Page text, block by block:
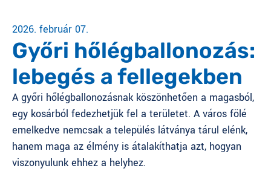
2026. február 07.
Győri hőlégballonozás:
lebegés a fellegekben
A győri hőlégballonozásnak köszönhetően a magasból,
egy kosárból fedezhetjük fel a területet. A város fölé
emelkedve nemcsak a település látványa tárul elénk,
hanem maga az élmény is átalakíthatja azt, hogyan
viszonyulunk ehhez a helyhez.